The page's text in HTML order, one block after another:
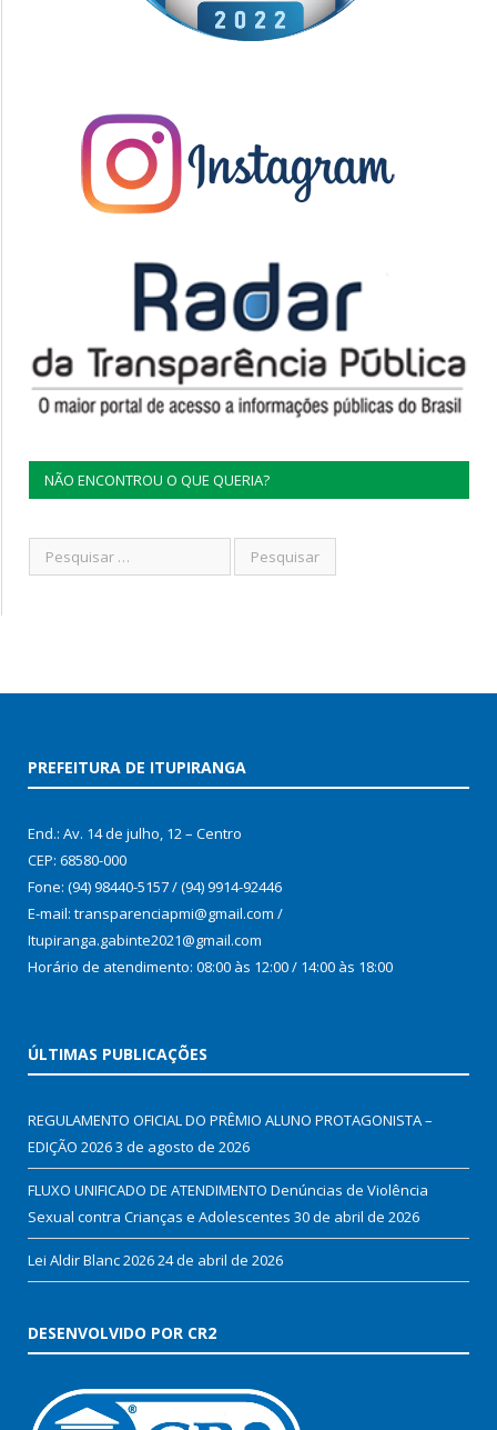
NÃO ENCONTROU O QUE QUERIA?
PREFEITURA DE ITUPIRANGA
End.: Av. 14 de julho, 12 – Centro
CEP: 68580-000
Fone: (94) 98440-5157 / (94) 9914-92446
E-mail: transparenciapmi@gmail.com /
Itupiranga.gabinte2021@gmail.com
Horário de atendimento: 08:00 às 12:00 / 14:00 às 18:00
ÚLTIMAS PUBLICAÇÕES
REGULAMENTO OFICIAL DO PRÊMIO ALUNO PROTAGONISTA –
EDIÇÃO 20263 de agosto de 2026
FLUXO UNIFICADO DE ATENDIMENTO Denúncias de Violência
Sexual contra Crianças e Adolescentes 30 de abril de 2026
Lei Aldir Blanc 202624 de abril de 2026
DESENVOLVIDO POR CR2